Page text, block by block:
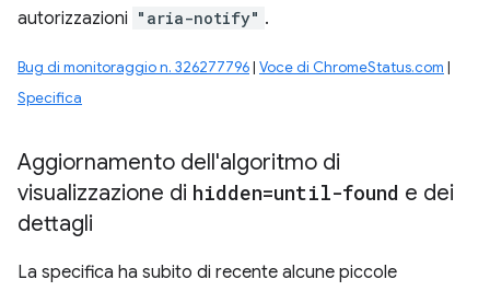
autorizzazioni "aria-notify" .
Bug di monitoraggio n. 326277796| Voce di ChromeStatus.com |
Specifica
Aggiornamento dell'algoritmo di
visualizzazione di hidden=until-found e dei
dettagli
La specifica ha subito di recente alcune piccole